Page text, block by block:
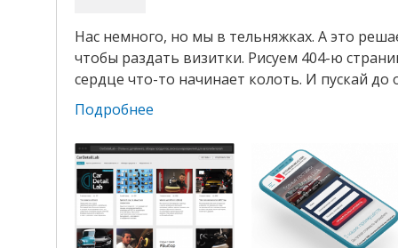
Нас немного, но мы в тельняжках. А это
чтобы раздать визитки. Рисуем 404-ю
сердце что-то начинает колоть. И пускай
Подробнее